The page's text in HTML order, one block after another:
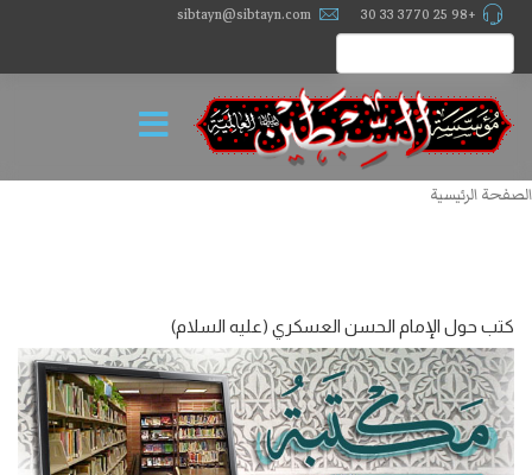
+98 25 3770 33 30
sibtayn@sibtayn.com
الصفحة الرئيسية
كتب حول الإمام الحسن العسکري (عليه السلام)